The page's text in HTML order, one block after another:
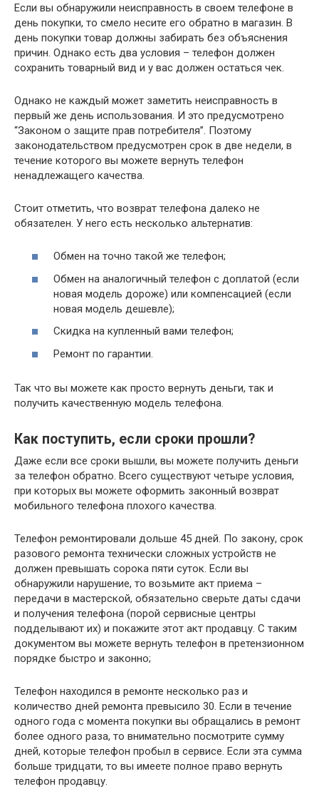
Если вы обнаружили неисправность в своем телефоне в
день покупки, то смело несите его обратно в магазин. В
день покупки товар должны забирать без объяснения
причин. Однако есть два условия – телефон должен
сохранить товарный вид и у вас должен остаться чек.
Однако не каждый может заметить неисправность в
первый же день использования. И это предусмотрено
“Законом о защите прав потребителя”. Поэтому
законодательством предусмотрен срок в две недели, в
течение которого вы можете вернуть телефон
ненадлежащего качества.
Стоит отметить, что возврат телефона далеко не
обязателен. У него есть несколько альтернатив:
Обмен на точно такой же телефон;
Обмен на аналогичный телефон с доплатой (если
новая модель дороже) или компенсацией (если
новая модель дешевле);
Скидка на купленный вами телефон;
Ремонт по гарантии.
Так что вы можете как просто вернуть деньги, так и
получить качественную модель телефона.
Как поступить, если сроки прошли?
Даже если все сроки вышли, вы можете получить деньги
за телефон обратно. Всего существуют четыре условия,
при которых вы можете оформить законный возврат
мобильного телефона плохого качества.
Телефон ремонтировали дольше 45 дней. По закону, срок
разового ремонта технически сложных устройств не
должен превышать сорока пяти суток. Если вы
обнаружили нарушение, то возьмите акт приема –
передачи в мастерской, обязательно сверьте даты сдачи
и получения телефона (порой сервисные центры
подделывают их) и покажите этот акт продавцу. С таким
документом вы можете вернуть телефон в претензионном
порядке быстро и законно;
Телефон находился в ремонте несколько раз и
количество дней ремонта превысило 30. Если в течение
одного года с момента покупки вы обращались в ремонт
более одного раза, то внимательно посмотрите сумму
дней, которые телефон пробыл в сервисе. Если эта сумма
больше тридцати, то вы имеете полное право вернуть
телефон продавцу.